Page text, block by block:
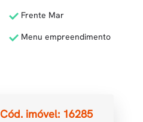
Frente Mar
Menu empreendimento
Cód. imóvel: 16285